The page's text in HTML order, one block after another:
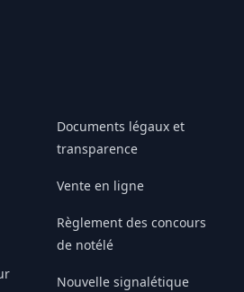
journalistique
Documents légaux et
transparence
Vente en ligne
Règlement des concours
de notélé
Nouvelle signalétique